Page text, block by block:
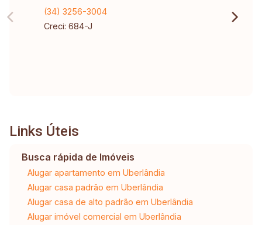
(34) 3256-3004
Creci: 684-J
Links Úteis
Busca rápida de Imóveis
Alugar apartamento em Uberlândia
Alugar casa padrão em Uberlândia
Alugar casa de alto padrão em Uberlândia
Alugar imóvel comercial em Uberlândia